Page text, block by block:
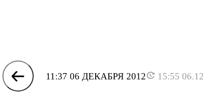
11:37 06 ДЕКАБРЯ 2012 15:55